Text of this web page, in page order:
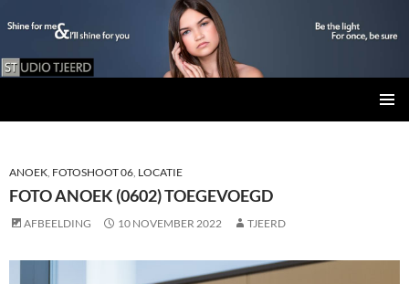
INHOUD
ANOEK, FOTOSHOOT 06, LOCATIE
FOTO ANOEK (0602) TOEGEVOEGD
AFBEELDING 10 NOVEMBER 2022 TJEERD